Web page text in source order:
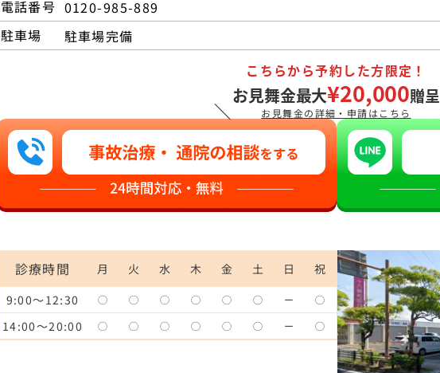
電話番号 0120-985-889
駐車場
駐車場完備
＼
こちらから予約した方限定！
お見舞金最大¥20,000贈呈
お見舞金の詳細・申請はこちら
診療時間 月 火 水 木 金 土 日
祝
9:00～12:30
◯ ◯ ◯ ◯ ◯ ◯ ー ◯
14:00～20:00 ◯ ◯ ◯ ◯ ◯ ◯ ー ◯